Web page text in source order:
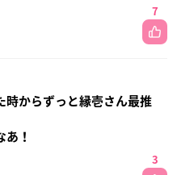
7
時からずっと縁壱さん最推
あ！
3